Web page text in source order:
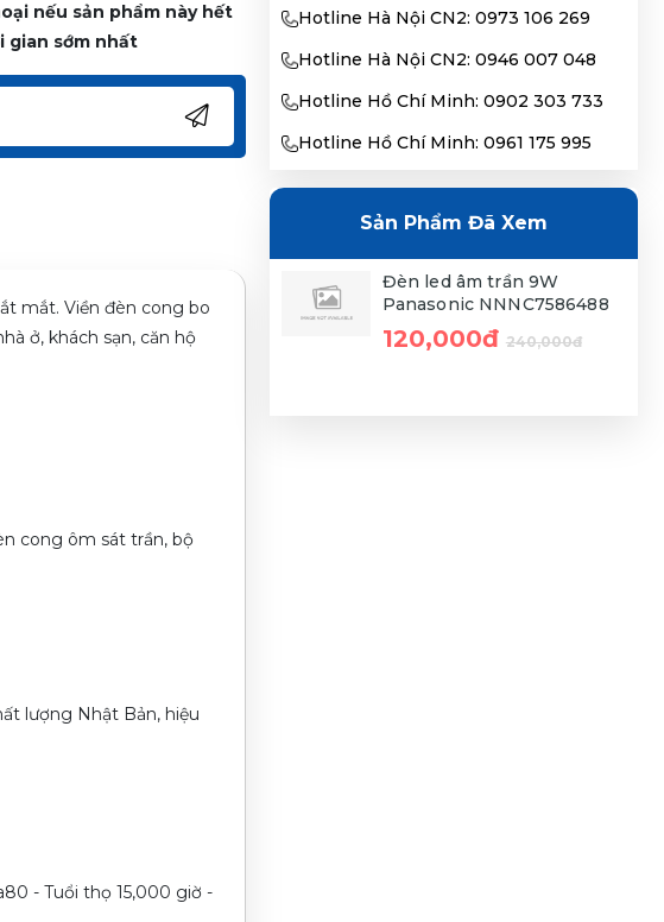
nếu sản phẩm này hết
gian sớm nhất
mắt. Viền đèn cong bo
ở, khách sạn, căn hộ
cong ôm sát trần, bộ
lượng Nhật Bản, hiệu
- Tuổi thọ 15,000 giờ -
Hotline Hà Nội CN2: 0973 106 269
Hotline Hà Nội CN2: 0946 007 048
Hotline Hồ Chí Minh: 0902 303 733
Hotline Hồ Chí Minh: 0961 175 995
Sản Phẩm Đã Xem
Đèn led âm trần 9W
Panasonic NNNC7586488
120,000đ 240,000đ